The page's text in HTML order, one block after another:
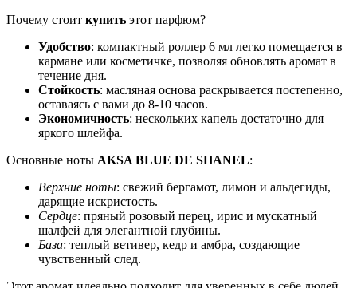
Почему стоит купить этот парфюм?
Удобство: компактный роллер 6 мл легко помещается в
кармане или косметичке, позволяя обновлять аромат в
течение дня.
Стойкость: масляная основа раскрывается постепенно,
оставаясь с вами до 8-10 часов.
Экономичность: нескольких капель достаточно для
яркого шлейфа.
Основные ноты AKSA BLUE DE SHANEL:
Верхние ноты: свежий бергамот, лимон и альдегиды,
дарящие искристость.
Сердце: пряный розовый перец, ирис и мускатный
шалфей для элегантной глубины.
База: теплый ветивер, кедр и амбра, создающие
чувственный след.